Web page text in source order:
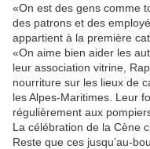
«On est des gens comme
des patrons et des
appartient à la première
«On aime bien aider les
leur association vitrine,
nourriture sur les lieux de
les Alpes-Maritimes. Leur
régulièrement aux
La célébration de la Cène
Reste que ces jusqu’au-